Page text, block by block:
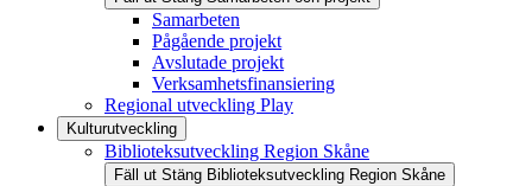
Samarbeten
Pågående projekt
Avslutade projekt
Verksamhetsfinansiering
Regional utveckling Play
Kulturutveckling
Biblioteksutveckling Region Skåne
Fäll ut Stäng Biblioteksutveckling Region Skåne